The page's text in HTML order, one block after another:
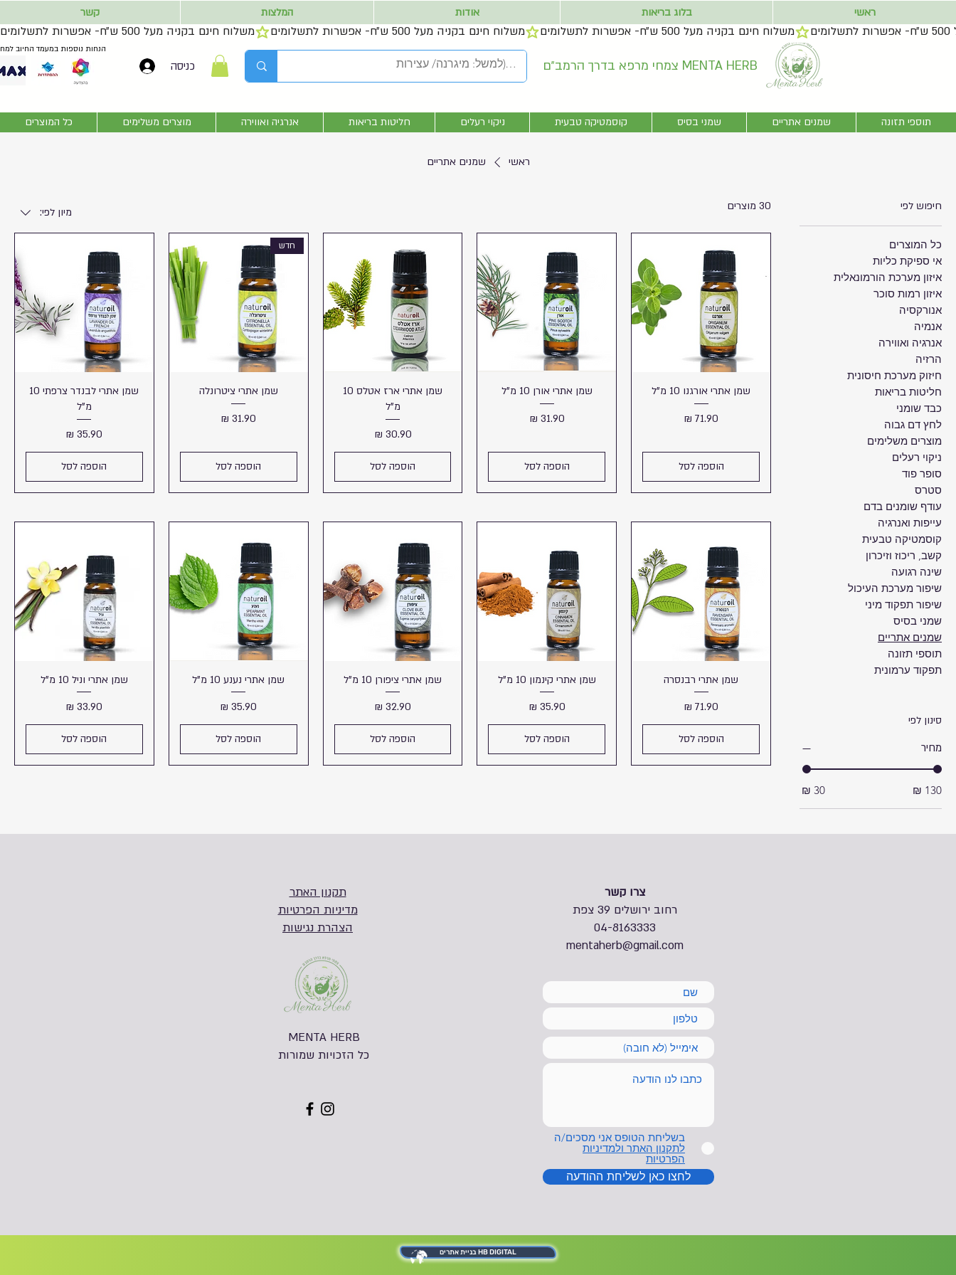
ראשי בלוג בריאות אודות המלצות קשר
משלוח חינם בקניה מעל 500 ש״ח- אפשרות לתשלומים
הנחות נוספות במעמד החיוב
כניסה צמחי מרפא בדרך הרמב״ם MENTA HERB
תוספי תזונה שמנים אתריים שמני בסיס קוסמטיקה טבעית ניקוי רעלים חליטות בריאות אנרגיה ואווירה מוצרים משלימים כל המוצרים
ראשי שמנים אתריים
חיפוש לפי
כל המוצרים
אי ספיקת כליות
איזון מערכת הורמונאלית
איזון רמות סוכר
אנורקסיה
אנמיה
אנרגיה ואווירה
הרזיה
חיזוק מערכת חיסונית
חליטות בריאות
כבד שומני
לחץ דם גבוה
מוצרים משלימים
ניקוי רעלים
סופר פוד
סטרס
עודף שומנים בדם
עייפות ואנרגיה
קוסמטיקה טבעית
קשב, ריכוז וזיכרון
שינה רגועה
שיפור מערכת העיכול
שיפור תפקוד מיני
שמני בסיס
שמנים אתריים
תוספי תזונה
תפקוד ערמונית
סינון לפי
מחיר
30 מוצרים מיון לפי:
שמן אתרי אורגנו 10 מ"ל
מחיר
הוספה לסל
שמן אתרי אורן 10 מ"ל
מחיר
הוספה לסל
שמן אתרי ארז אטלס 10
מ"ל
מחיר
הוספה לסל
חדש
שמן אתרי ציטרונלה
מחיר
הוספה לסל
שמן אתרי לבנדר צרפתי 10
מ"ל
מחיר
הוספה לסל
שמן אתרי רבנסרה
מחיר
הוספה לסל
שמן אתרי קינמון 10 מ"ל
מחיר
הוספה לסל
שמן אתרי ציפורן 10 מ"ל
מחיר
הוספה לסל
שמן אתרי נענע 10 מ"ל
מחיר
הוספה לסל
שמן אתרי וניל 10 מ"ל
מחיר
הוספה לסל
תקנון האתר
מדיניות הפרטיות
הצהרת נגישות
MENTA HERB
כל הזכויות שמורות
צרו קשר
רחוב ירושלים 39 צפת
04-8163333
mentaherb@gmail.com
בשליחת הטופס אני מסכים/ה
לתקנון האתר ולמדיניות
הפרטיות
לחצו כאן לשליחת ההודעה
HB DIGITAL בניית אתרים